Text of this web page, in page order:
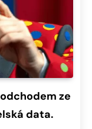
ze
data.